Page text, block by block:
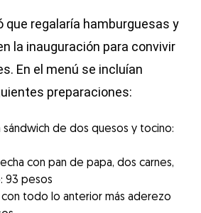
que regalaría hamburguesas y
la inauguración para convivir
En el menú se incluían
preparaciones:
sándwich de dos quesos y tocino:
con pan de papa, dos carnes,
93 pesos
con todo lo anterior más aderezo